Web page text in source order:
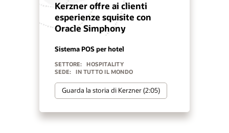
Kerzner offre ai clienti
esperienze squisite con
Oracle Simphony
Sistema POS per hotel
SETTORE:
HOSPITALITY
SEDE:
IN TUTTO IL MONDO
Guarda la storia di Kerzner (2:05)